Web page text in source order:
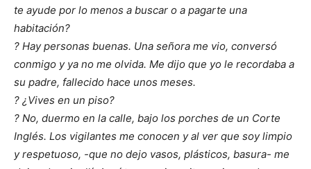
te ayude por lo menos a buscar o a pagarte una
habitación?
? Hay personas buenas. Una señora me vio, conversó
conmigo y ya no me olvida. Me dijo que yo le recordaba a
su padre, fallecido hace unos meses.
? ¿Vives en un piso?
? No, duermo en la calle, bajo los porches de un Corte
Inglés. Los vigilantes me conocen y al ver que soy limpio
y respetuoso, -que no dejo vasos, plásticos, basura- me